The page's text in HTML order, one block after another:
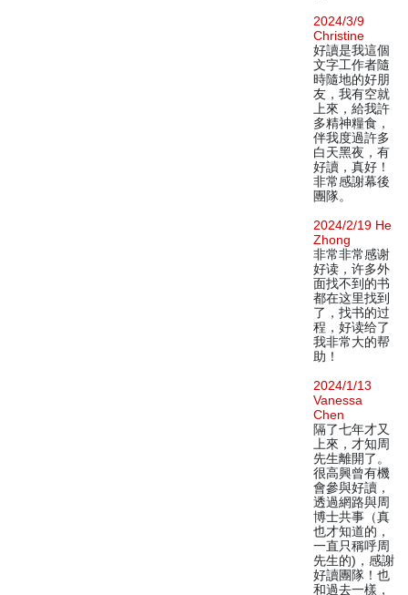
2024/3/9
Christine
好讀是我這個
文字工作者隨
時隨地的好朋
友，我有空就
上來，給我許
多精神糧食，
伴我度過許多
白天黑夜，有
好讀，真好！
非常感謝幕後
團隊。
2024/2/19 He
Zhong
非常非常感谢
好读，许多外
面找不到的书
都在这里找到
了，找书的过
程，好读给了
我非常大的帮
助！
2024/1/13
Vanessa
Chen
隔了七年才又
上來，才知周
先生離開了。
很高興曾有機
會參與好讀，
透過網路與周
博士共事（真
也才知道的，
一直只稱呼周
先生的)，感謝
好讀團隊！也
和過去一樣，